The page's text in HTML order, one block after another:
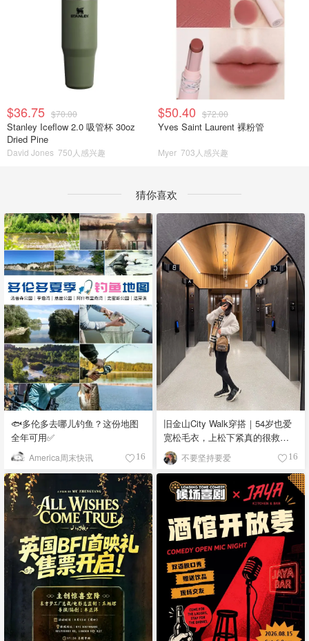
$36.75 $70.00
Stanley Iceflow 2.0 吸管杯 30oz
Dried Pine
David Jones 750人感兴趣
$50.40 $72.00
Yves Saint Laurent 裸粉管
Myer 703人感兴趣
猜你喜欢
🐟多伦多去哪儿钓鱼？这份地图
全年可用✅
America周末快讯 16
旧金山City Walk穿搭｜54岁也爱
宽松毛衣，上松下紧真的很救比
例
不要坚持要爱 16